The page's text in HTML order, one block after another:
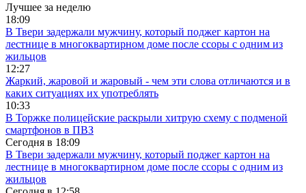
Лучшее за неделю
18:09
В Твери задержали мужчину, который поджег картон на
лестнице в многоквартирном доме после ссоры с одним из
жильцов
12:27
Жаркий, жаровой и жаровый - чем эти слова отличаются и в
каких ситуациях их употреблять
10:33
В Торжке полицейские раскрыли хитрую схему с подменой
смартфонов в ПВЗ
Сегодня в 18:09
В Твери задержали мужчину, который поджег картон на
лестнице в многоквартирном доме после ссоры с одним из
жильцов